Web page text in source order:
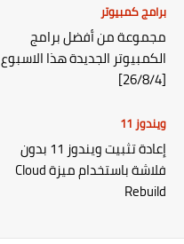
برامج كمبيوتر
مجموعة من أفضل برامج
الكمبيوتر الجديدة هذا الاسبوع
[26/8/4]
ويندوز 11
إعادة تثبيت ويندوز 11 بدون
فلاشة باستخدام ميزة Cloud
Rebuild